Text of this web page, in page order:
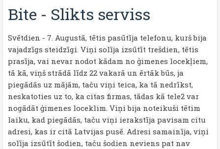
Bite - Slikts serviss
Svētdien - 7. Augustā, tētis pasūtīja telefonu, kurš bija
vajadzīgs steidzīgi. Viņi solīja izsūtīt trešdien, tētis
prasīja, vai nevar nodot kādam no ģimenes locekļiem,
tā kā, viņš strādā līdz 22 vakarā un ērtāk būs, ja
piegādās uz mājām, taču viņi teica, ka tā nedrīkst,
neskatoties uz to, ka citas firmas, tādas kā tele2 var
nogādāt ģimenes loceklim. Viņi bija noteikuši tētim
laiku, kad piegādās, taču viņi ierakstīja pavisam citu
adresi, kas ir citā Latvijas pusē. Adresi samainīja, viņi
solīja izsūtīt šodien, taču šodien neviens pat nav